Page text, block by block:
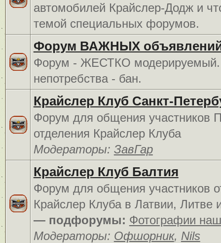
автомобилей Крайслер-Додж и
темой специальных форумов.
Форум ВАЖНЫХ
Форум - ЖЕСТКО
непотребства - бан.
Крайслер Клуб Санкт-
Форум для общения участников
отделения Крайслер Клуба
Модераторы: ЗавГар
Крайслер Клуб Балтия
Форум для общения участников
Крайслер Клуба в Латвии, Литве
— подфорумы: Фотографии
Модераторы: Офшорник, Nils